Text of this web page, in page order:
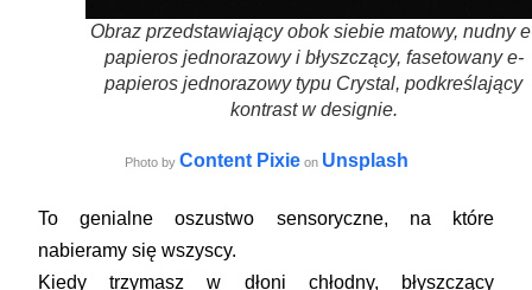
Obraz przedstawiający obok siebie matowy, nudny
papieros jednorazowy i błyszczący, fasetowany e-
papieros jednorazowy typu Crystal, podkreślający
kontrast w designie.
Photo by Content Pixieon Unsplash
To genialne oszustwo sensoryczne, na które
nabieramy się wszyscy.
Kiedy trzymasz w dłoni chłodny, błyszczący